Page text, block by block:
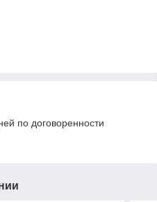
по договоренности